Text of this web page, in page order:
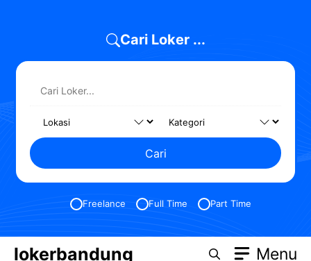
Cari Loker ...
Cari
Freelance Full Time Part Time
lokerbandung Menu